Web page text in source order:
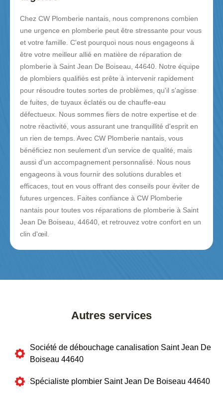
Chez CW Plomberie nantais, nous comprenons combien
une urgence en plomberie peut être stressante pour vous
et votre famille. C'est pourquoi nous nous engageons à
être votre meilleur allié en matière de réparation de
plomberie à Saint Jean De Boiseau, 44640. Notre équipe
de plombiers qualifiés est prête à intervenir rapidement
pour résoudre toutes sortes de problèmes, qu'il s'agisse
de fuites, de tuyaux éclatés ou de chauffe-eau
défectueux. Nous sommes fiers de notre expertise et de
notre réactivité, vous assurant une tranquillité d'esprit en
un rien de temps. Avec CW Plomberie nantais, vous
bénéficiez non seulement d'un service de qualité, mais
aussi d'un accompagnement personnalisé. Nous nous
engageons à vous fournir des solutions durables et
efficaces, tout en vous offrant des conseils pour éviter de
futures urgences. Faites confiance à CW Plomberie
nantais pour toutes vos réparations de plomberie à Saint
Jean De Boiseau, 44640, et retrouvez votre confort en un
clin d'œil.
Autres services
Société de débouchage canalisation Saint Jean De
Boiseau 44640
Spécialiste plombier Saint Jean De Boiseau 44640